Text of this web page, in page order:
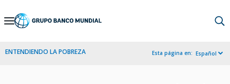
Skip
Navigation
ENTENDIENDO LA POBREZA Esta página en: Español